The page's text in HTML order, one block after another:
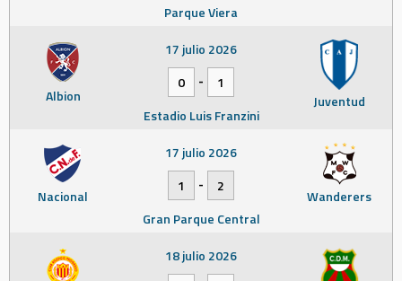
Parque Viera
Albion Juventud
17 julio 2026
0
-
1
Estadio Luis Franzini
Nacional Wanderers
17 julio 2026
1
-
2
Gran Parque Central
18 julio 2026